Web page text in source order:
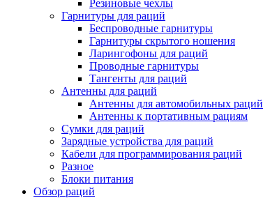
Резиновые чехлы
Гарнитуры для раций
Беспроводные гарнитуры
Гарнитуры скрытого ношения
Ларингофоны для раций
Проводные гарнитуры
Тангенты для раций
Антенны для раций
Антенны для автомобильных раций
Антенны к портативным рациям
Сумки для раций
Зарядные устройства для раций
Кабели для программирования раций
Разное
Блоки питания
Обзор раций